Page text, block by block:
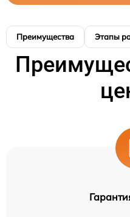
Преимущества Этапы